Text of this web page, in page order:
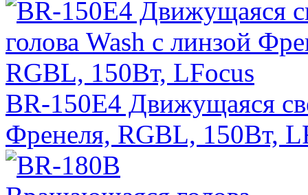
BR-150E4 Движущаяся
Френеля, RGBL, 150Вт,